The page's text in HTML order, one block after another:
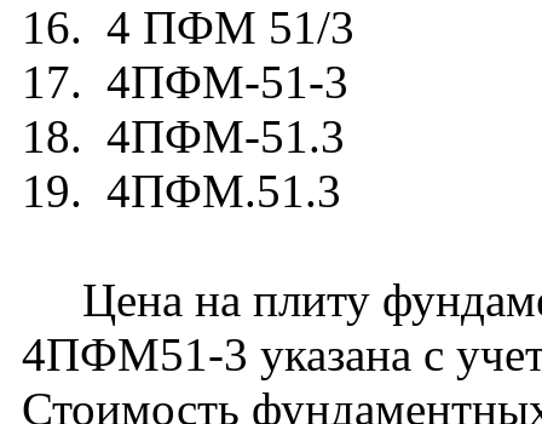
16. 4 ПФМ 51/3
17. 4ПФМ-51-3
18. 4ПФМ-51.3
19. 4ПФМ.51.3
Цена на плиту
4ПФМ51-3 указана с
Стоимость